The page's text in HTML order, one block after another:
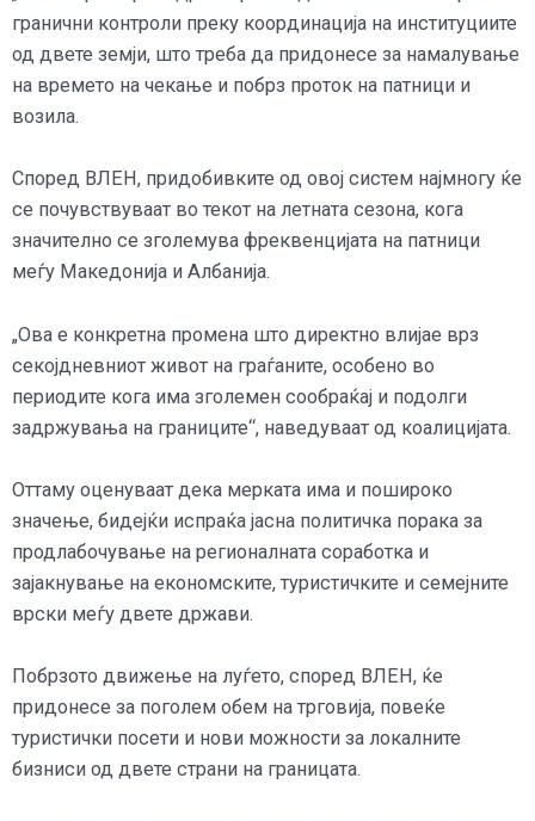
гранични контроли преку координација на институциите
од двете земји, што треба да придонесе за намалување
на времето на чекање и побрз проток на патници и
возила.
Според ВЛЕН, придобивките од овој систем најмногу ќе
се почувствуваат во текот на летната сезона, кога
значително се зголемува фреквенцијата на патници
меѓу Македонија и Албанија.
„Ова е конкретна промена што директно влијае врз
секојдневниот живот на граѓаните, особено во
периодите кога има зголемен сообраќај и подолги
задржувања на границите“, наведуваат од коалицијата.
Оттаму оценуваат дека мерката има и пошироко
значење, бидејќи испраќа јасна политичка порака за
продлабочување на регионалната соработка и
зајакнување на економските, туристичките и семејните
врски меѓу двете држави.
Побрзото движење на луѓето, според ВЛЕН, ќе
придонесе за поголем обем на трговија, повеќе
туристички посети и нови можности за локалните
бизниси од двете страни на границата.